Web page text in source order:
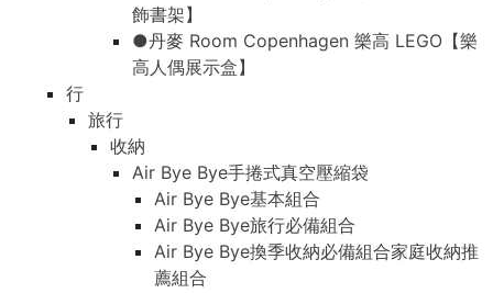
飾書架】
●丹麥 Room Copenhagen 樂高 LEGO【樂
高人偶展示盒】
行
旅行
收納
Air Bye Bye手捲式真空壓縮袋
Air Bye Bye基本組合
Air Bye Bye旅行必備組合
Air Bye Bye換季收納必備組合家庭收納推
薦組合